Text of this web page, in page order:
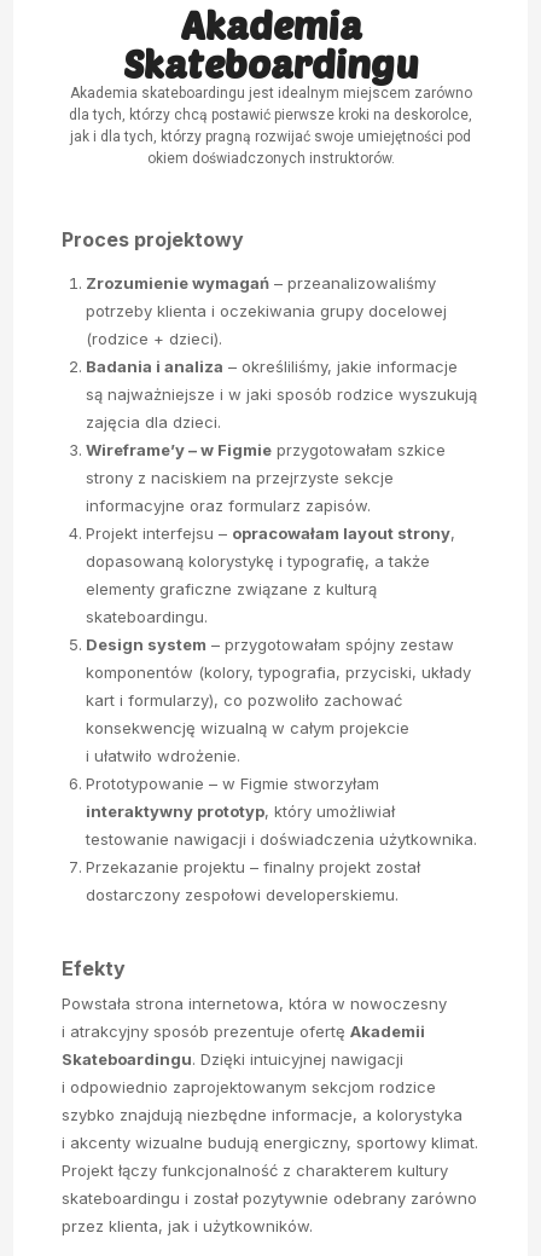
Akademia
Skateboardingu
Akademia skateboardingu jest idealnym miejscem zarówno
dla tych, którzy chcą postawić pierwsze kroki na deskorolce,
jak i dla tych, którzy pragną rozwijać swoje umiejętności pod
okiem doświadczonych instruktorów.
Proces projektowy
Zrozumienie wymagań – przeanalizowaliśmy
potrzeby klienta i oczekiwania grupy docelowej
(rodzice + dzieci).
Badania i analiza – określiliśmy, jakie informacje
są najważniejsze i w jaki sposób rodzice wyszukują
zajęcia dla dzieci.
Wireframe’y – w Figmie przygotowałam szkice
strony z naciskiem na przejrzyste sekcje
informacyjne oraz formularz zapisów.
Projekt interfejsu – opracowałam layout strony,
dopasowaną kolorystykę i typografię, a także
elementy graficzne związane z kulturą
skateboardingu.
Design system – przygotowałam spójny zestaw
komponentów (kolory, typografia, przyciski, układy
kart i formularzy), co pozwoliło zachować
konsekwencję wizualną w całym projekcie
i ułatwiło wdrożenie.
Prototypowanie – w Figmie stworzyłam
interaktywny prototyp, który umożliwiał
testowanie nawigacji i doświadczenia użytkownika.
Przekazanie projektu – finalny projekt został
dostarczony zespołowi developerskiemu.
Efekty
Powstała strona internetowa, która w nowoczesny
i atrakcyjny sposób prezentuje ofertęAkademii
Skateboardingu. Dzięki intuicyjnej nawigacji
i odpowiednio zaprojektowanym sekcjom rodzice
szybko znajdują niezbędne informacje, a kolorystyka
i akcenty wizualne budują energiczny, sportowy klimat.
Projekt łączy funkcjonalność z charakterem kultury
skateboardingu i został pozytywnie odebrany zarówno
przez klienta, jak i użytkowników.